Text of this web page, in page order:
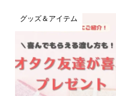
グッズ＆アイテム